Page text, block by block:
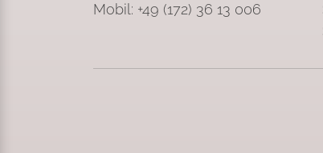
Mobil: +49 (172) 36 13 006